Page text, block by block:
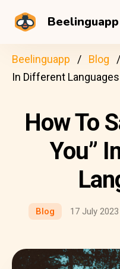
Beelinguapp
Beelinguapp Blog
In Different Languages
How To
You”
Blog 17 July 2023